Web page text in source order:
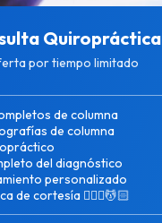
Quiropráctica
por tiempo limitado
de columna
de columna
del diagnóstico
personalizado
de cortesía 💆🏻‍♀️💆🏻